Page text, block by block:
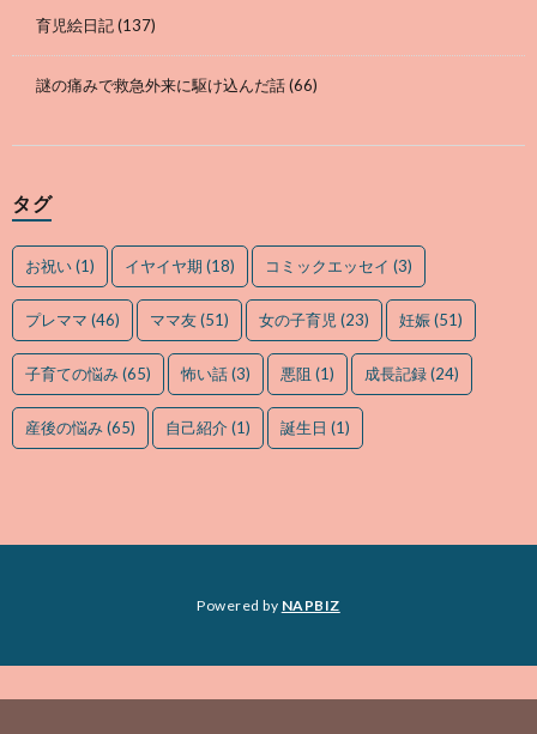
育児絵日記(137)
謎の痛みで救急外来に駆け込んだ話(66)
タグ
お祝い(1) イヤイヤ期 (18) コミックエッセイ (3)
プレママ (46) ママ友(51) 女の子育児(23) 妊娠(51)
子育ての悩み(65) 怖い話(3) 悪阻 (1) 成長記録(24)
産後の悩み(65) 自己紹介(1) 誕生日 (1)
Powered by NAPBIZ